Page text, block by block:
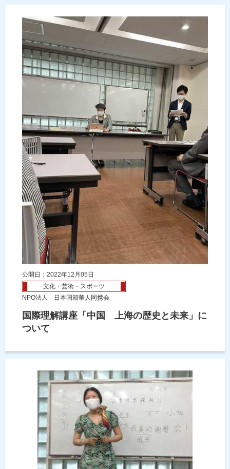
公開日：2022年12月05日
文化・芸術・スポーツ
NPO法人 日本国籍華人同携会
国際理解講座「中国 上海の歴史と未来」に
ついて